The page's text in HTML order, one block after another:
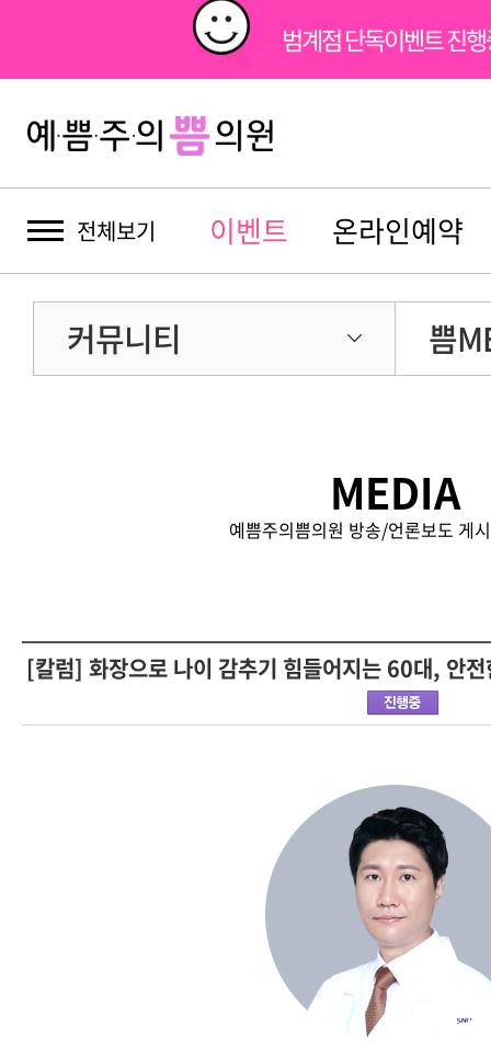
범계점 단독이벤트 진
전체보기 이벤트 온라인예약
커뮤니티 쁨
MEDIA
예쁨주의쁨의원 방송/언론보도 게
[칼럼] 화장으로 나이 감추기 힘들어지는 60대, 안